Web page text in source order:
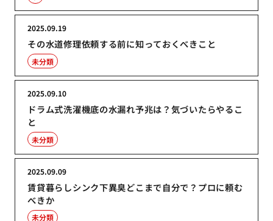
その水道修理依頼する前に知っておくべきこと
2025.09.19
未分類
ドラム式洗濯機底の水漏れ予兆は？気づいたらやるこ
と
2025.09.10
未分類
賃貸暮らしシンク下異臭どこまで自分で？プロに頼む
べきか
2025.09.09
未分類